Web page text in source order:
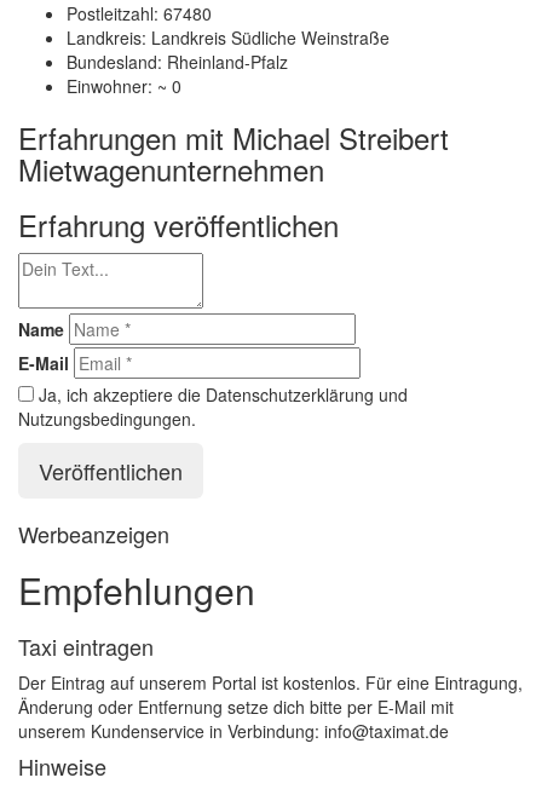
Postleitzahl: 67480
Landkreis: Landkreis Südliche Weinstraße
Bundesland: Rheinland-Pfalz
Einwohner: ~ 0
Erfahrungen mit Michael Streibert
Mietwagenunternehmen
Erfahrung veröffentlichen
Name
E-Mail
Ja, ich akzeptiere die Datenschutzerklärung und
Nutzungsbedingungen.
Werbeanzeigen
Empfehlungen
Taxi eintragen
Der Eintrag auf unserem Portal ist kostenlos. Für eine Eintragung,
Änderung oder Entfernung setze dich bitte per E-Mail mit
unserem Kundenservice in Verbindung: info@taximat.de
Hinweise